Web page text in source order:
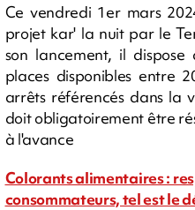
Ce vendredi 1er mars
projet kar' la nuit par le
son lancement, il
places disponibles entre
arrêts référencés dans la
doit obligatoirement être
à l'avance
Colorants alimentaires :
consommateurs, tel est le